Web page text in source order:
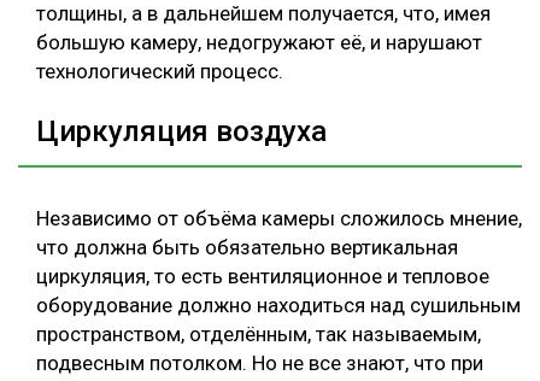
толщины, а в дальнейшем получается, что, имея
большую камеру, недогружают её, и нарушают
технологический процесс.
Циркуляция воздуха
Независимо от объёма камеры сложилось мнение,
что должна быть обязательно вертикальная
циркуляция, то есть вентиляционное и тепловое
оборудование должно находиться над сушильным
пространством, отделённым, так называемым,
подвесным потолком. Но не все знают, что при